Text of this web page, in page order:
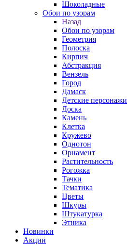
Шоколадные
Обои по узорам
Назад
Обои по узорам
Геометрия
Полоска
Кирпич
Абстракция
Вензель
Город
Дамаск
Детские персонажи
Доска
Камень
Клетка
Кружево
Однотон
Орнамент
Растительность
Рогожка
Тачки
Тематика
Цветы
Шкуры
Штукатурка
Этника
Новинки
Акции